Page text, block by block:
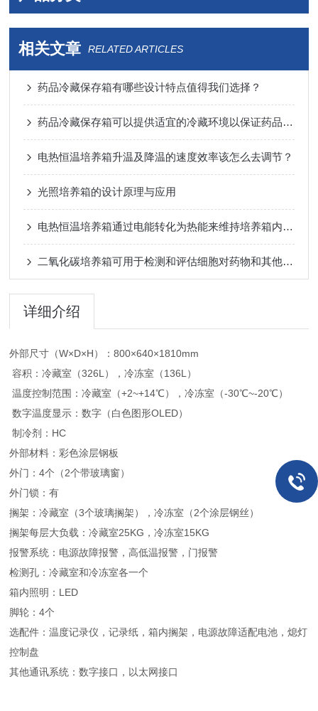
相关文章 RELATED ARTICLES
药品冷藏保存箱有哪些设计特点值得我们选择？
药品冷藏保存箱可以提供适宜的冷藏环境以保证药品的质量和安全
电热恒温培养箱升温及降温的速度效率该怎么去调节？
光照培养箱的设计原理与应用
电热恒温培养箱通过电能转化为热能来维持培养箱内部的恒定温度
二氧化碳培养箱可用于检测和评估细胞对药物和其他治疗方法的反应
详细介绍
外部尺寸（W×D×H）：800×640×1810mm
容积：冷藏室（326L），冷冻室（136L）
温度控制范围：冷藏室（+2~+14℃），冷冻室（-30℃~-20℃）
数字温度显示：数字（白色图形OLED）
制冷剂：HC
外部材料：彩色涂层钢板
外门：4个（2个带玻璃窗）
外门锁：有
搁架：冷藏室（3个玻璃搁架），冷冻室（2个涂层钢丝）
搁架每层大负载：冷藏室25KG，冷冻室15KG
报警系统：电源故障报警，高低温报警，门报警
检测孔：冷藏室和冷冻室各一个
箱内照明：LED
脚轮：4个
选配件：温度记录仪，记录纸，箱内搁架，电源故障适配电池，熄灯
控制盘
其他通讯系统：数字接口，以太网接口